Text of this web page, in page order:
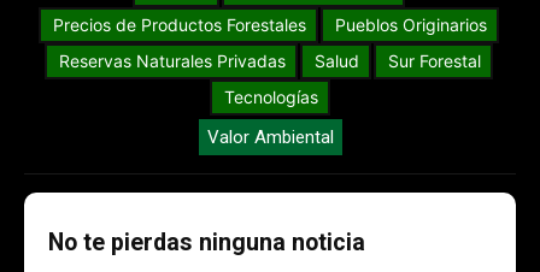
Precios de Productos Forestales
Pueblos Originarios
Reservas Naturales Privadas
Salud
Sur Forestal
Tecnologías
Valor Ambiental
No te pierdas ninguna noticia